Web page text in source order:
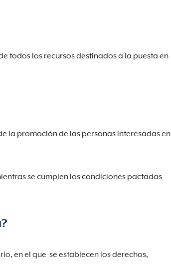
todos los recursos destinados a la puesta en
la promoción de las personas interesadas en
se cumplen los condiciones pactadas
en el que se establecen los derechos,